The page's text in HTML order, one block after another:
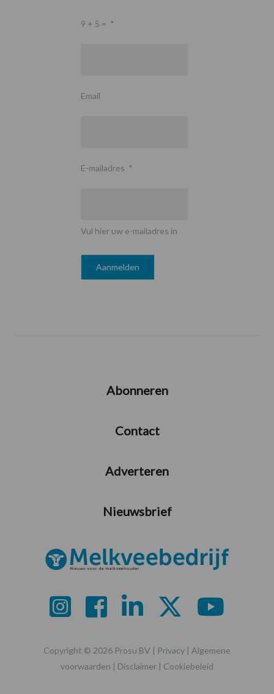
9 + 5 = *
Email
E-mailadres *
Vul hier uw e-mailadres in
Abonneren
Contact
Adverteren
Nieuwsbrief
Copyright © 2026 Prosu BV | Privacy | Algemene
voorwaarden | Disclaimer | Cookiebeleid